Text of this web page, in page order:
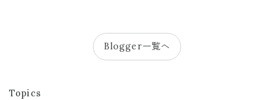
Blogger一覧へ
Topics